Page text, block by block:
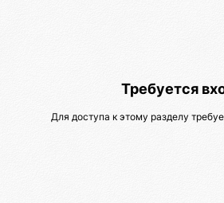
Требуется
Для доступа к этому разделу